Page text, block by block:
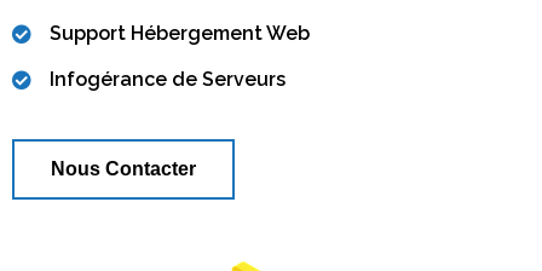
Support Hébergement Web
Infogérance de Serveurs
Nous Contacter